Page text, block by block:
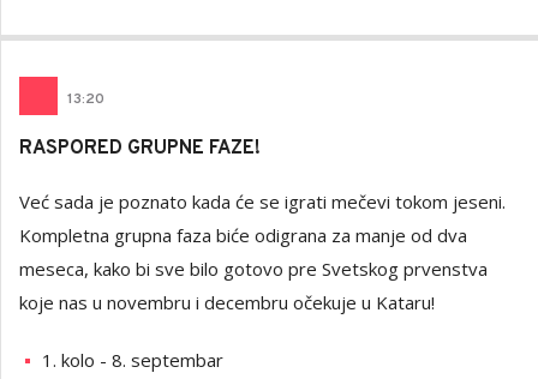
13:20
RASPORED GRUPNE FAZE!
Već sada je poznato kada će se igrati mečevi tokom jeseni.
Kompletna grupna faza biće odigrana za manje od dva
meseca, kako bi sve bilo gotovo pre Svetskog prvenstva
koje nas u novembru i decembru očekuje u Kataru!
1. kolo - 8. septembar